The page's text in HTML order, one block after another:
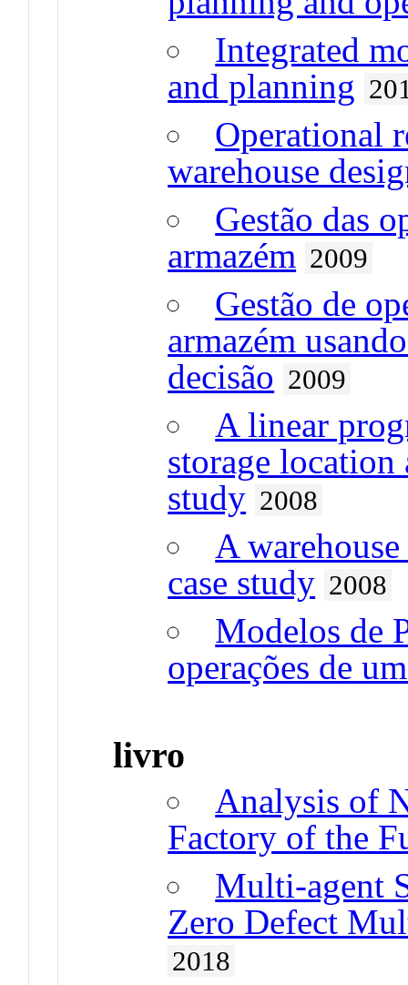
Integrated
and planning
Operational
warehouse
Gestão das
armazém 2009
Gestão de
armazém
decisão 2009
A linear
storage location
study 2008
A
case study 2008
Modelos de
operações de
livro
Analysis of
Factory of the
Multi-agent
Zero Defect
2018